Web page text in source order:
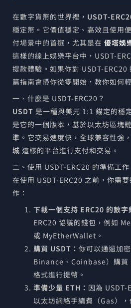
在數字貨幣的世界裡， USDT-
穩定幣。它價值穩定、高效且使用
付場景中的首選，尤其是在 優塔娛
這樣的線上娛樂平台中，USDT-
提款體驗。如果你對 USDT-
篇指南會帶你從零開始，教你如何
一、什麼是 USDT-ERC20？
USDT 是一種與美元 1:1 錨定的穩
是它的一個版本，基於以太坊區塊
準 。它交易速度快，全球兼容性強
城 這樣的平台進行支付和交易。
二、使用 USDT-ERC20 的準備工作
在使用 USDT-ERC20 之前，你需
作：
下載一個支持 ERC20 的數字
ERC20 協議的錢包，例如
或 MyEtherWallet。
購買 USDT： 你可以通過加
Binance、Coinbase）購買
格式進行提幣。
準備少量 ETH： 因為 USDT-
以太坊網絡手續費（Gas）